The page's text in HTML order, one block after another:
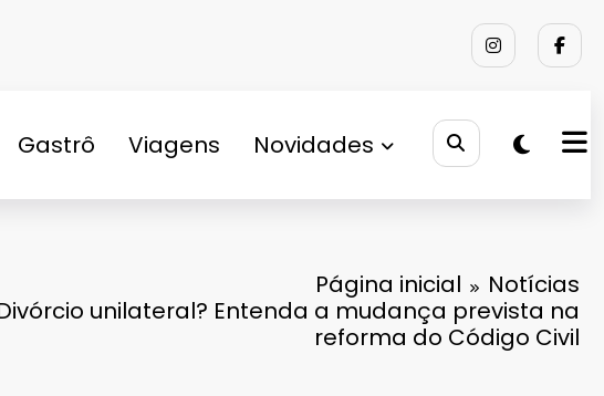
Gastrô Viagens Novidades
Página inicial
Notícias
unilateral? Entenda a mudança prevista na
reforma do Código Civil